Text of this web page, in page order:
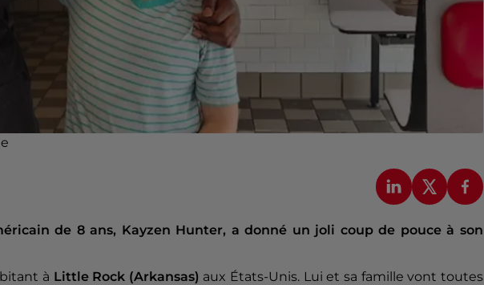
de 8 ans, Kayzen Hunter, a donné un joli coup de pouce à son
à Little Rock (Arkansas) aux États-Unis. Lui et sa famille vont toutes